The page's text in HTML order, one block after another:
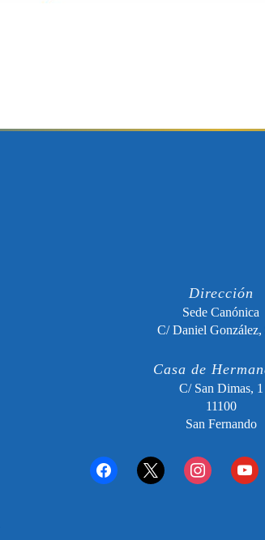
Dirección
Sede Canónica
C/ Daniel González,
Casa de
C/ San Dimas, 1
11100
San Fernando
facebook x instagramyoutube